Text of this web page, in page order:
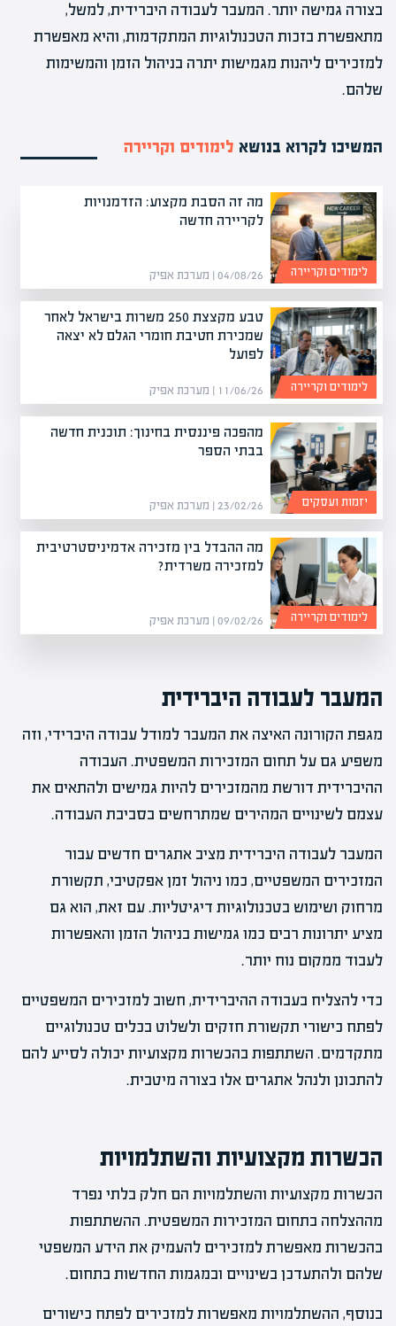
בצורה גמישה יותר. המעבר לעבודה היברידית, למשל,
מתאפשרת בזכות הטכנולוגיות המתקדמות, והיא מאפשרת
למזכירים ליהנות מגמישות יתרה בניהול הזמן והמשימות
שלהם.
המשיכו לקרוא בנושא לימודים וקריירה
מה זה הסבת מקצוע: הזדמנויות
לקריירה חדשה
04/08/26 | מערכת אפיק לימודים וקריירה
טבע מקצצת 250 משרות בישראל לאחר
שמכירת חטיבת חומרי הגלם לא יצאה
לפועל
11/06/26 | מערכת אפיק לימודים וקריירה
מהפכה פיננסית בחינוך: תוכנית חדשה
בבתי הספר
23/02/26 | מערכת אפיק יזמות ועסקים
מה ההבדל בין מזכירה אדמיניסטרטיבית
למזכירה משרדית?
09/02/26 | מערכת אפיק לימודים וקריירה
המעבר לעבודה היברידית
מגפת הקורונה האיצה את המעבר למודל עבודה היברידי, וזה
משפיע גם על תחום המזכירות המשפטית. העבודה
ההיברידית דורשת מהמזכירים להיות גמישים ולהתאים את
עצמם לשינויים המהירים שמתרחשים בסביבת העבודה.
המעבר לעבודה היברידית מציב אתגרים חדשים עבור
המזכירים המשפטיים, כמו ניהול זמן אפקטיבי, תקשורת
מרחוק ושימוש בטכנולוגיות דיגיטליות. עם זאת, הוא גם
מציע יתרונות רבים כמו גמישות בניהול הזמן והאפשרות
לעבוד ממקום נוח יותר.
כדי להצליח בעבודה ההיברידית, חשוב למזכירים המשפטיים
לפתח כישורי תקשורת חזקים ולשלוט בכלים טכנולוגיים
מתקדמים. השתתפות בהכשרות מקצועיות יכולה לסייע להם
להתכונן ולנהל אתגרים אלו בצורה מיטבית.
הכשרות מקצועיות והשתלמויות
הכשרות מקצועיות והשתלמויות הם חלק בלתי נפרד
מההצלחה בתחום המזכירות המשפטית. ההשתתפות
בהכשרות מאפשרת למזכירים להעמיק את הידע המשפטי
שלהם ולהתעדכן בשינויים ובמגמות החדשות בתחום.
בנוסף, ההשתלמויות מאפשרות למזכירים לפתח כישורים